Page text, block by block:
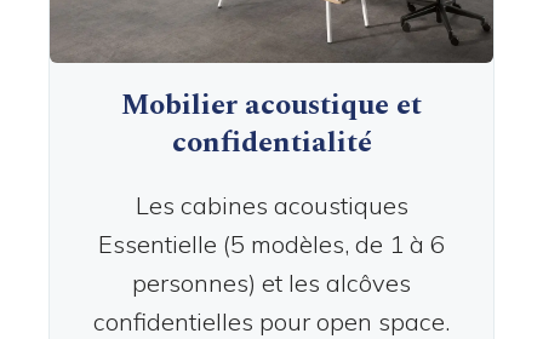
Mobilier acoustique et
confidentialité
Les cabines acoustiques
Essentielle (5 modèles, de 1 à 6
personnes) et les alcôves
confidentielles pour open space.